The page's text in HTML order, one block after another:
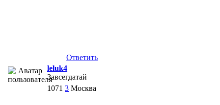
Ответить
leluk4
Завсегдатай
1071 3 Москва